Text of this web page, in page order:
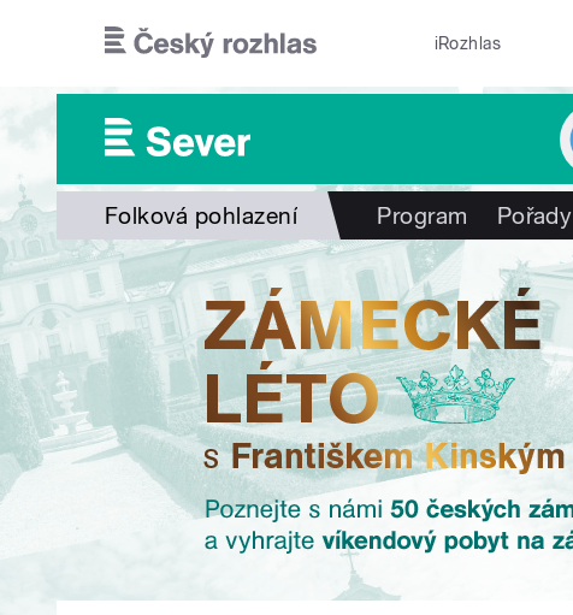
iRozhlas
Folková pohlazení Program Pořady